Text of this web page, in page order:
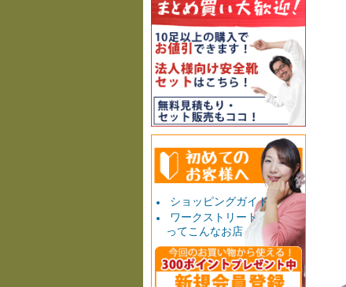
ショッピングガイド
ワークストリート
ってこんなお店